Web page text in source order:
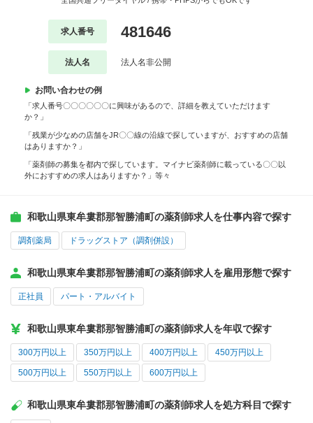
求人番号 481646
法人名 法人名非公開
お問い合わせの例
「求人番号〇〇〇〇〇〇に興味があるので、詳細を教えていただけます
か？」
「残業が少なめの店舗をJR〇〇線の沿線で探していますが、おすすめの店舗
はありますか？」
「薬剤師の募集を都内で探しています。マイナビ薬剤師に載っている〇〇以
外におすすめの求人はありますか？」等々
和歌山県東牟婁郡那智勝浦町の薬剤師求人を仕事内容で探す
調剤薬局 ドラッグストア（調剤併設）
和歌山県東牟婁郡那智勝浦町の薬剤師求人を雇用形態で探す
正社員 パート・アルバイト
和歌山県東牟婁郡那智勝浦町の薬剤師求人を年収で探す
300万円以上 350万円以上 400万円以上 450万円以上
500万円以上 550万円以上 600万円以上
和歌山県東牟婁郡那智勝浦町の薬剤師求人を処方科目で探す